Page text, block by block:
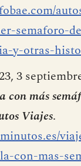
semaforo-
y-otras-
3
con más
Viajes.
con-mas-